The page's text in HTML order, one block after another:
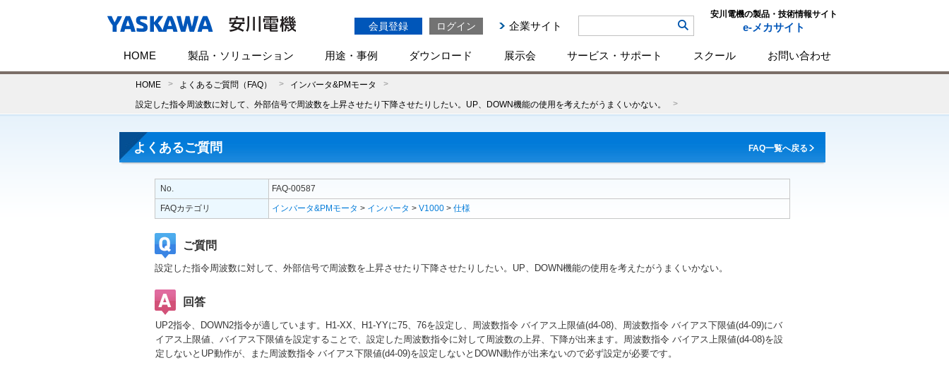
会員登録 ログイン 企業サイト
安川電機の製品・技術情報サイト
e-メカサイト
HOME 製品・ソリューション 用途・事例 ダウンロード 展示会 サービス・サポート スクール お問い合わせ
HOME よくあるご質問（FAQ） インバータ&PMモータ
設定した指令周波数に対して、外部信号で周波数を上昇させたり下降させたりしたい。UP、DOWN機能の使用を考えたがうまくいかない。
よくあるご質問 FAQ一覧へ戻る
No.
FAQ-00587
FAQカテゴリ
インバータ&PMモータ > インバータ > V1000 > 仕様
ご質問
設定した指令周波数に対して、外部信号で周波数を上昇させたり下降させたりしたい。UP、DOWN機能の使用を考えたがうまくいかない。
回答
UP2指令、DOWN2指令が適しています。H1-XX、H1-YYに75、76を設定し、周波数指令 バイアス上限値(d4-08)、周波数指令 バイアス下限値(d4-09)にバ
イアス上限値、バイアス下限値を設定することで、設定した周波数指令に対して周波数の上昇、下降が出来ます。周波数指令 バイアス上限値(d4-08)を設
定しないとUP動作が、また周波数指令 バイアス下限値(d4-09)を設定しないとDOWN動作が出来ないので必ず設定が必要です。